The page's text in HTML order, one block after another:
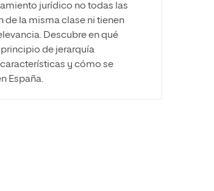
jurídico no todas las
de la misma clase ni tienen
Descubre en qué
de jerarquía
y cómo se
España.